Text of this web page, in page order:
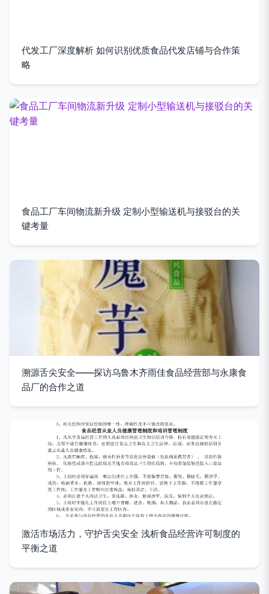
代发工厂深度解析 如何识别优质食品代发店铺与合作策
略
食品工厂车间物流新升级 定制小型输送机与接驳台的关
键考量
溯源舌尖安全——探访乌鲁木齐雨佳食品经营部与永康食
品厂的合作之道
激活市场活力，守护舌尖安全 浅析食品经营许可制度的
平衡之道